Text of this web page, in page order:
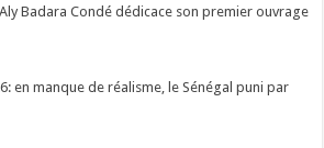
Badara Condé dédicace son premier ouvrage
en manque de réalisme, le Sénégal puni par